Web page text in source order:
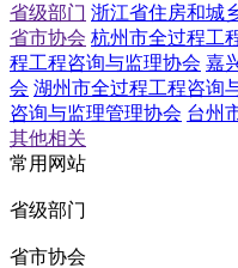
省级部门 浙江省住房和城
省市协会 杭州市全过程工
程工程咨询与监理协会 嘉
会 湖州市全过程工程咨询
咨询与监理管理协会 台州
其他相关
常用网站
省级部门
省市协会